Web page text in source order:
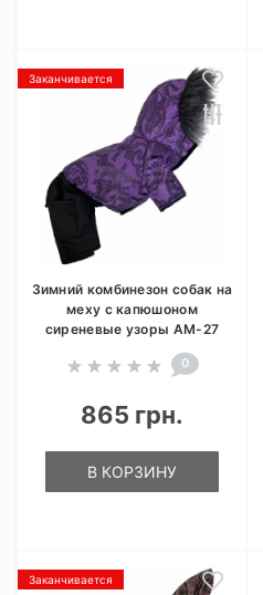
Заканчивается
Зимний комбинезон собак на
меху с капюшоном
сиреневые узоры AM-27
0
865 грн.
В КОРЗИНУ
Заканчивается